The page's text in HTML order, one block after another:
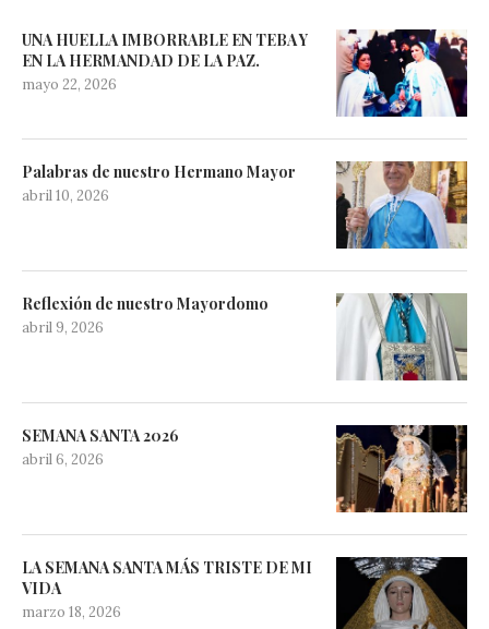
UNA HUELLA IMBORRABLE EN TEBA Y
EN LA HERMANDAD DE LA PAZ.
mayo 22, 2026
Palabras de nuestro Hermano Mayor
abril 10, 2026
Reflexión de nuestro Mayordomo
abril 9, 2026
SEMANA SANTA 2026
abril 6, 2026
LA SEMANA SANTA MÁS TRISTE DE MI
VIDA
marzo 18, 2026